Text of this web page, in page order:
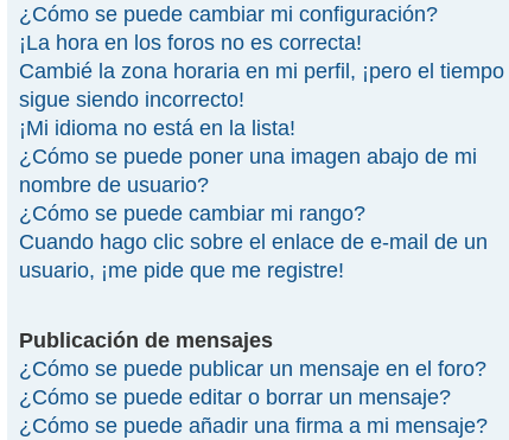
¿Cómo se puede cambiar mi configuración?
¡La hora en los foros no es correcta!
Cambié la zona horaria en mi perfil, ¡pero el tiempo
sigue siendo incorrecto!
¡Mi idioma no está en la lista!
¿Cómo se puede poner una imagen abajo de mi
nombre de usuario?
¿Cómo se puede cambiar mi rango?
Cuando hago clic sobre el enlace de e-mail de un
usuario, ¡me pide que me registre!
Publicación de mensajes
¿Cómo se puede publicar un mensaje en el foro?
¿Cómo se puede editar o borrar un mensaje?
¿Cómo se puede añadir una firma a mi mensaje?